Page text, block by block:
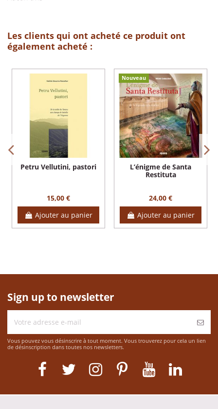
Les clients qui ont acheté ce produit ont
également acheté :
Petru Vellutini, pastori
15,00 €
Ajouter au panier
Nouveau
L’énigme de Santa
Restituta
24,00 €
Ajouter au panier
Sign up to newsletter
Vous pouvez vous désinscrire à tout moment. Vous trouverez pour cela un lien
de désinscription dans toutes nos newsletters.